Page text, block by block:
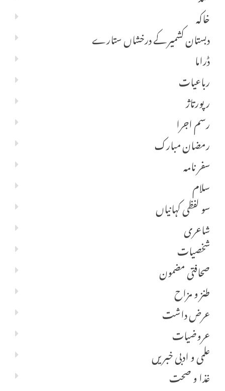
خاکہ
دبستان کشمیر کے درخشاں ستارے
ڈراما
رباعیات
رپورتاژ
رسم اجرا
رمضان مبارک
سفر نامہ
سلام
سو لفظی کہانیاں
شاعری
شخصیات
صحافتی مضمون
طنز و مزاح
عرض داشت
عروضیات
علمی و ادبی خبریں
غذا و صحت